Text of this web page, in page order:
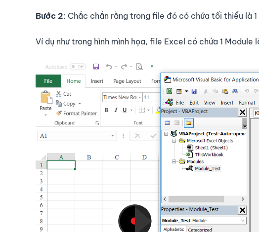
Bước 2: Chắc chắn rằng trong file đó có chứa tối thiểu là 1
Ví dụ như trong hình mình họa, file Excel có chứa 1 Module